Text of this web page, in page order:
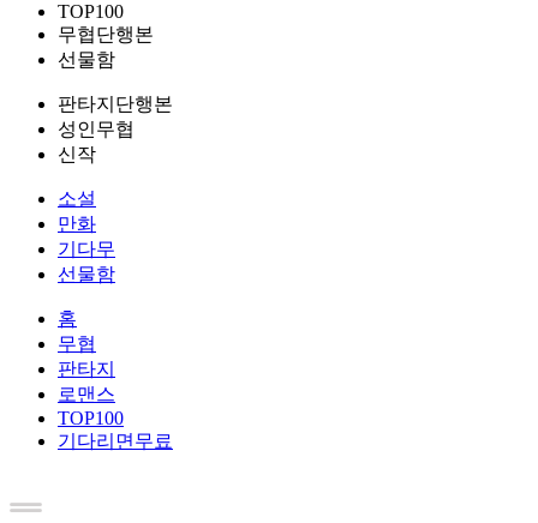
TOP100
무협단행본
선물함
판타지단행본
성인무협
신작
소설
만화
기다무
선물함
홈
무협
판타지
로맨스
TOP100
기다리면무료